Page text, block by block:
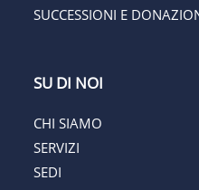
SUCCESSIONI E
SU DI NOI
CHI SIAMO
SERVIZI
SEDI